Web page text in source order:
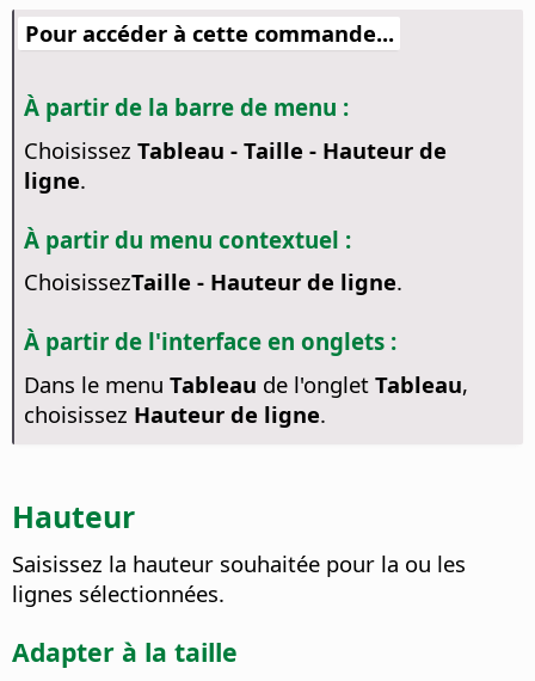
Pour accéder à cette commande...
À partir de la barre de menu :
Choisissez Tableau - Taille - Hauteur de
ligne.
À partir du menu contextuel :
ChoisissezTaille - Hauteur de ligne.
À partir de l'interface en onglets :
Dans le menu Tableau de l'onglet Tableau,
choisissez Hauteur de ligne.
Hauteur
Saisissez la hauteur souhaitée pour la ou les
lignes sélectionnées.
Adapter à la taille